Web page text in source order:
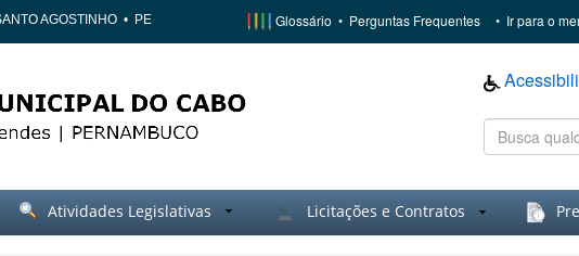
AGOSTINHO • PE Glossário • Perguntas Frequentes • Ir para o
Atividades Legislativas Licitações e Contratos